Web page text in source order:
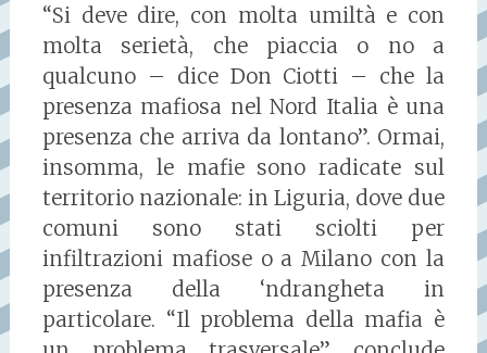
“Si deve dire, con molta umiltà e con
molta serietà, che piaccia o no a
qualcuno – dice Don Ciotti – che la
presenza mafiosa nel Nord Italia è una
presenza che arriva da lontano”. Ormai,
insomma, le mafie sono radicate sul
territorio nazionale: in Liguria, dove due
comuni sono stati sciolti per
infiltrazioni mafiose o a Milano con la
presenza della ‘ndrangheta in
particolare. “Il problema della mafia è